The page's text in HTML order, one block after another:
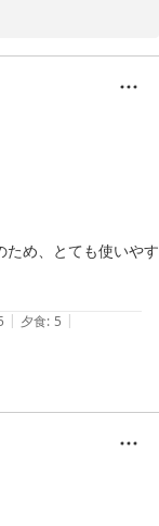
がとうございまし
り御礼申し上げま
召していただき、
言葉を頂戴し、光
ける空間とサービ
て何よりの喜びで
ただけるよう、ス
用くださいませ。
おります。
ため、とても使いやす
ました。
いホテルです。
| 夕食: 5 |